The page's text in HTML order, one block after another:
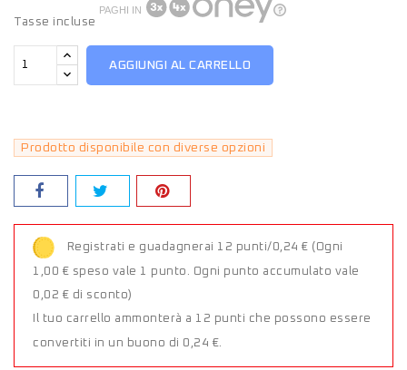
Tasse incluse
PAGHI IN
AGGIUNGI AL CARRELLO
Prodotto disponibile con diverse opzioni
Registrati e guadagnerai 12 punti/0,24 € (Ogni
1,00 € speso vale 1 punto. Ogni punto accumulato vale
0,02 € di sconto)
Il tuo carrello ammonterà a 12 punti che possono essere
convertiti in un buono di 0,24 €.